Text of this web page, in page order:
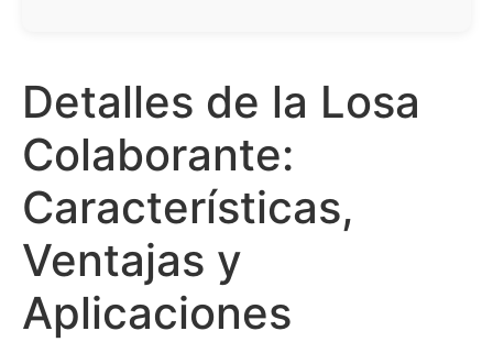
Detalles de la Losa
Colaborante:
Características,
Ventajas y
Aplicaciones